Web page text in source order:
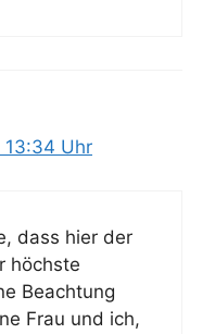
13:34 Uhr
dass hier der
höchste
Beachtung
Frau und ich,